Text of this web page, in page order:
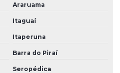
aplicações técnicas
Araruama
Itaguaí
Itaperuna
Barra do Piraí
Seropédica